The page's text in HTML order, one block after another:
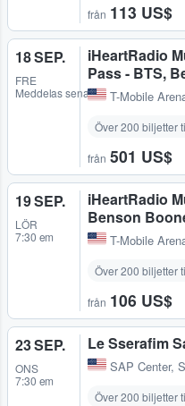
från 113 US$
18 SEP.
FRE
Meddelas senare
iHeartRadio
Pass - BTS,
T-Mobile
Över 200 biljetter
från 501 US$
19 SEP.
LÖR
7:30 em
iHeartRadio
Benson
T-Mobile
Över 200 biljetter
från 106 US$
23 SEP.
ONS
7:30 em
Le Sserafim
SAP Center,
Över 200 biljetter